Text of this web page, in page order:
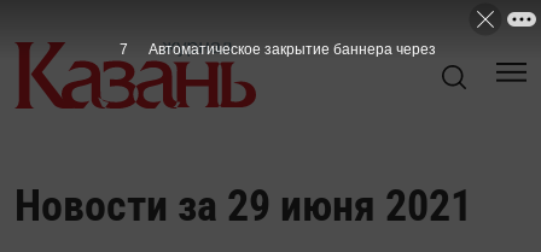
Новости за 29 июня 2021
7 Автоматическое закрытие баннера через